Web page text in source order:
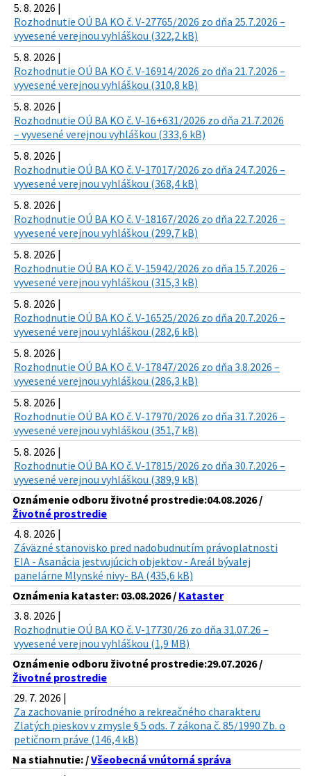
5. 8. 2026 |
Rozhodnutie OÚ BA KO č. V-27765/2026 zo dňa 25.7.2026 –
vyvesené verejnou vyhláškou (322,2 kB)
5. 8. 2026 |
Rozhodnutie OÚ BA KO č. V-16914/2026 zo dňa 21.7.2026 –
vyvesené verejnou vyhláškou (310,8 kB)
5. 8. 2026 |
Rozhodnutie OÚ BA KO č. V-16+631/2026 zo dňa 21.7.2026
– vyvesené verejnou vyhláškou (333,6 kB)
5. 8. 2026 |
Rozhodnutie OÚ BA KO č. V-17017/2026 zo dňa 24.7.2026 –
vyvesené verejnou vyhláškou (368,4 kB)
5. 8. 2026 |
Rozhodnutie OÚ BA KO č. V-18167/2026 zo dňa 22.7.2026 –
vyvesené verejnou vyhláškou (299,7 kB)
5. 8. 2026 |
Rozhodnutie OÚ BA KO č. V-15942/2026 zo dňa 15.7.2026 –
vyvesené verejnou vyhláškou (315,3 kB)
5. 8. 2026 |
Rozhodnutie OÚ BA KO č. V-16525/2026 zo dňa 20.7.2026 –
vyvesené verejnou vyhláškou (282,6 kB)
5. 8. 2026 |
Rozhodnutie OÚ BA KO č. V-17847/2026 zo dňa 3.8.2026 –
vyvesené verejnou vyhláškou (286,3 kB)
5. 8. 2026 |
Rozhodnutie OÚ BA KO č. V-17970/2026 zo dňa 31.7.2026 –
vyvesené verejnou vyhláškou (351,7 kB)
5. 8. 2026 |
Rozhodnutie OÚ BA KO č. V-17815/2026 zo dňa 30.7.2026 –
vyvesené verejnou vyhláškou (389,9 kB)
Oznámenie odboru životné prostredie:04.08.2026 /
Životné prostredie
4. 8. 2026 |
Záväzné stanovisko pred nadobudnutím právoplatnosti
EIA - Asanácia jestvujúcich objektov - Areál bývalej
panelárne Mlynské nivy- BA (435,6 kB)
Oznámenia kataster: 03.08.2026 / Kataster
3. 8. 2026 |
Rozhodnutie OÚ BA KO č. V-17730/26 zo dňa 31.07.26 –
vyvesené verejnou vyhláškou (1,9 MB)
Oznámenie odboru životné prostredie:29.07.2026 /
Životné prostredie
29. 7. 2026 |
Za zachovanie prírodného a rekreačného charakteru
Zlatých pieskov v zmysle § 5 ods. 7 zákona č. 85/1990 Zb. o
petičnom práve (146,4 kB)
Na stiahnutie: /Všeobecná vnútorná správa